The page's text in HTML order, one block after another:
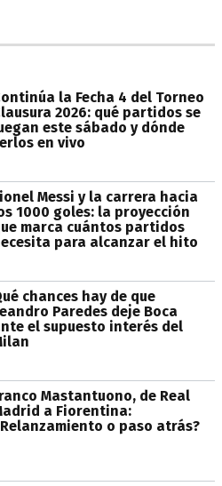
la Fecha 4 del Torneo
2026: qué partidos se
este sábado y dónde
en vivo
Messi y la carrera hacia
1000 goles: la proyección
marca cuántos partidos
para alcanzar el hito
chances hay de que
Paredes deje Boca
el supuesto interés del
Mastantuono, de Real
a Fiorentina:
o paso atrás?